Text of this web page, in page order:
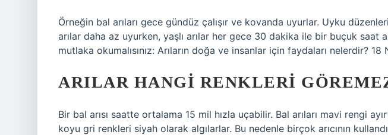
Örneğin bal arıları gece gündüz çalışır ve kovanda uyurlar. Uyku
arılar daha az uyurken, yaşlı arılar her gece 30 dakika ile bir buçuk saat
mutlaka okumalısınız: Arıların doğa ve insanlar için faydaları nelerdir? 18
ARILAR HANGI RENKLERI
Bir bal arısı saatte ortalama 15 mil hızla uçabilir. Bal arıları mavi rengi
koyu gri renkleri siyah olarak algılarlar. Bu nedenle birçok arıcının